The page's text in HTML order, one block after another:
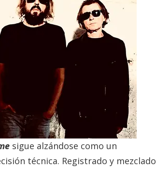
sigue alzándose como un
técnica. Registrado y mezclado